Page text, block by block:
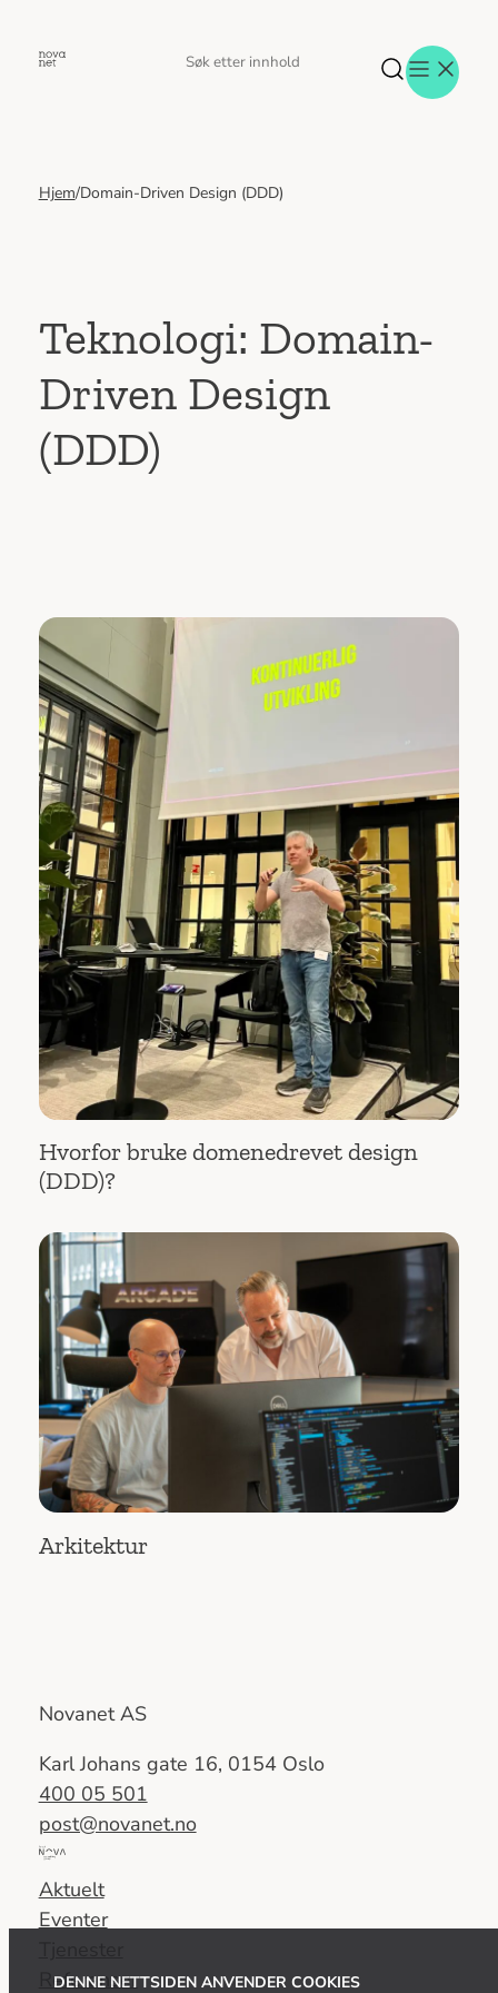
DENNE NETTSIDEN ANVENDER COOKIES
Aktuelt
Menneskene
Om oss
Jobb hos oss
Kontakt oss
Søk
Søk
Hjem/Domain-Driven Design (DDD)
Teknologi: Domain-
Driven Design
(DDD)
Hvorfor bruke domenedrevet design
(DDD)?
Arkitektur
Novanet AS
Karl Johans gate 16, 0154 Oslo
400 05 501
post@novanet.no
Del
av
Nova
Group
Aktuelt
Eventer
Referanser